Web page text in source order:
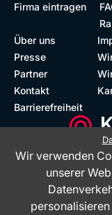
Firma eintragen
Über uns
Presse
Partner
Kontakt
Barrierefreiheit
Wir verwenden
unserer